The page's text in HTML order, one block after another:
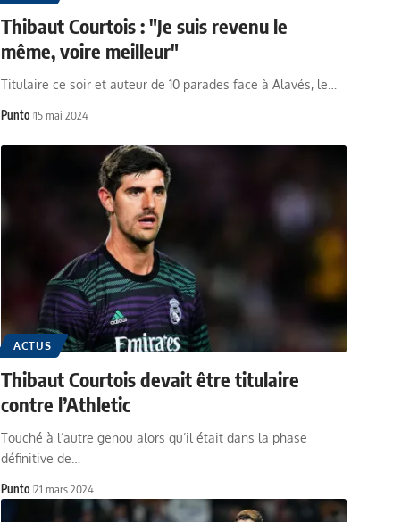
Thibaut Courtois : "Je suis revenu le
même, voire meilleur"
Titulaire ce soir et auteur de 10 parades face à Alavés, le…
Punto 15 mai 2024
ACTUS
Thibaut Courtois devait être titulaire
contre l’Athletic
Touché à l’autre genou alors qu’il était dans la phase
définitive de…
Punto 21 mars 2024